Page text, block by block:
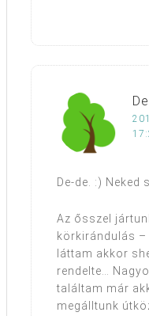
De-de. :) Neked
Az ősszel
körkirándulás –
láttam akkor
rendelte…
találtam már
megálltunk